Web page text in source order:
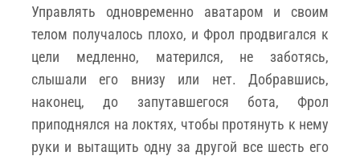
Управлять одновременно аватаром и своим
телом получалось плохо, и Фрол продвигался к
цели медленно, матерился, не заботясь,
слышали его внизу или нет. Добравшись,
наконец, до запутавшегося бота, Фрол
приподнялся на локтях, чтобы протянуть к нему
руки и вытащить одну за другой все шесть его